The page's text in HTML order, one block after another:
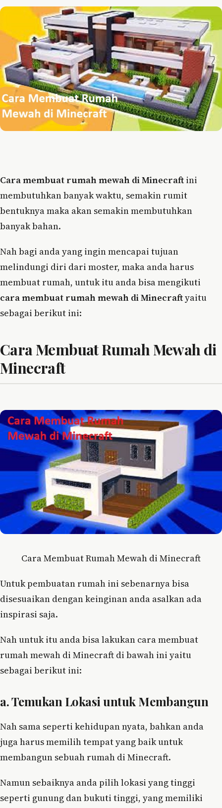
Cara membuat rumah mewah di Minecraft ini
membutuhkan banyak waktu, semakin rumit
bentuknya maka akan semakin membutuhkan
banyak bahan.
Nah bagi anda yang ingin mencapai tujuan
melindungi diri dari moster, maka anda harus
membuat rumah, untuk itu anda bisa mengikuti
cara membuat rumah mewah di Minecraftyaitu
sebagai berikut ini:
Cara Membuat Rumah Mewah di
Minecraft
Cara Membuat Rumah Mewah di Minecraft
Untuk pembuatan rumah ini sebenarnya bisa
disesuaikan dengan keinginan anda asalkan ada
inspirasi saja.
Nah untuk itu anda bisa lakukan cara membuat
rumah mewah di Minecraft di bawah ini yaitu
sebagai berikut ini:
a. Temukan Lokasi untuk Membangun
Nah sama seperti kehidupan nyata, bahkan anda
juga harus memilih tempat yang baik untuk
membangun sebuah rumah di Minecraft.
Namun sebaiknya anda pilih lokasi yang tinggi
seperti gunung dan bukuti tinggi, yang memiliki